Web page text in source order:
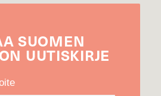
SUOMEN
UUTIS­KIRJE